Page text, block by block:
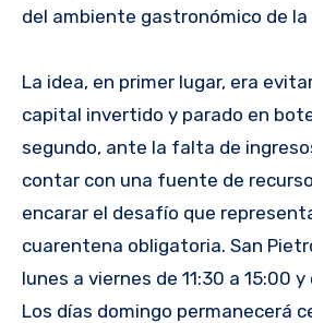
del ambiente gastronómico de la
La idea, en primer lugar, era
capital invertido y parado en
segundo, ante la falta de
contar con una fuente de
encarar el desafío que
cuarentena obligatoria. San
lunes a viernes de 11:30 a 15:00
Los días domingo permanecerá